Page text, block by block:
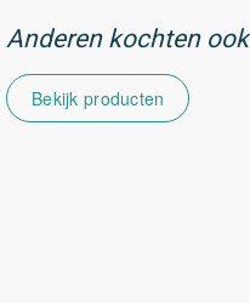
Anderen kochten ook
Bekijk producten